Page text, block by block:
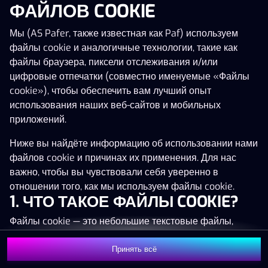
Нажми в любое место!
MEGA 1 340 245 €
MAJOR 74 245 €
MINOR 551 €Присоединиться
ФАЙЛОВ COOKIE
Мы (AS Pafer, также известная как Paf) используем
файлы cookie и аналогичные технологии, такие как
файлы браузера, пиксели отслеживания и/или
цифровые отпечатки (совместно именуемые «Файлы
cookie»), чтобы обеспечить вам лучший опыт
использования наших веб-сайтов и мобильных
приложений.
Ниже вы найдёте информацию об использовании нами
файлов cookie и причинах их применения. Для нас
важно, чтобы вы чувствовали себя уверенно в
отношении того, как мы используем файлы cookie.
1. ЧТО ТАКОЕ ФАЙЛЫ COOKIE?
Файлы cookie — это небольшие текстовые файлы,
которые сохраняются на вашем устройстве (например,
на компьютере, мобильном телефоне или планшете)
при посещении наших веб-сайтов. Размещение
Принять всё